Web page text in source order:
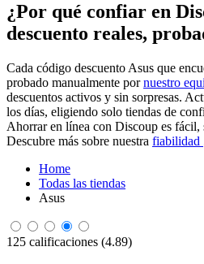
¿Por qué confiar en
descuento reales,
Cada código descuento Asus que
probado manualmente pornuestro
descuentos activos y sin sorpresas.
los días, eligiendo solo tiendas de
Ahorrar en línea con Discoup es fácil,
Descubre más sobre nuestra fiabilidad
Home
Todas las tiendas
Asus
125 calificaciones (4.89)